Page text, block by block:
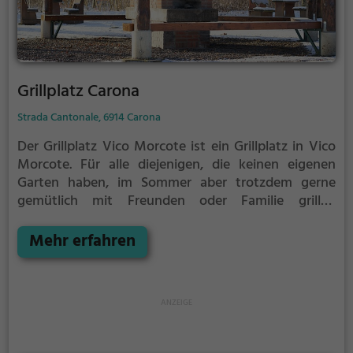
Grillplatz Carona
Strada Cantonale, 6914 Carona
Der Grillplatz Vico Morcote ist ein Grillplatz in Vico
Morcote. Für alle diejenigen, die keinen eigenen
Garten haben, im Sommer aber trotzdem gerne
gemütlich mit Freunden oder Familie grillen
Mehr erfahren